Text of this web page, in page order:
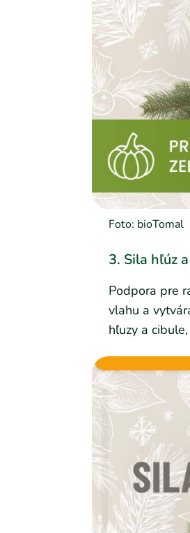
Foto: bioTomal
3. Sila hľúz
Podpora pre
vlahu a
hľuzy a